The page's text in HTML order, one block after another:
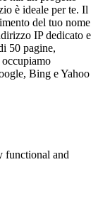
è ideale per te. Il
del tuo nome
IP dedicato e
50 pagine,
Bing e Yahoo
functional and